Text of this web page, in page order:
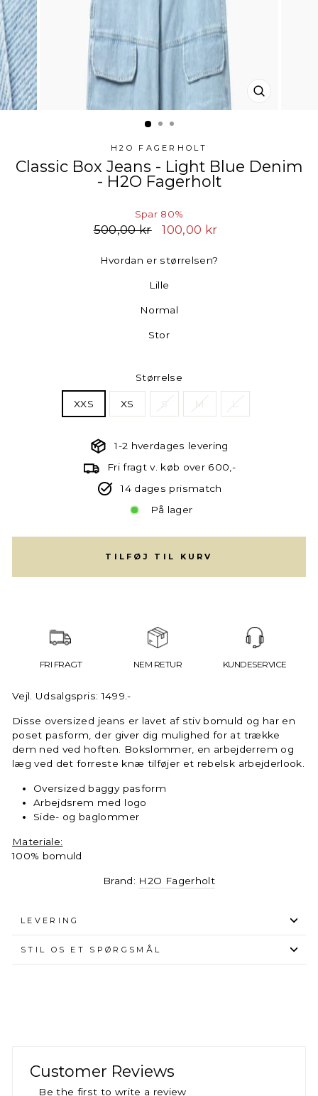
LUK
H2O FAGERHOLT
Classic Box Jeans - Light Blue Denim
- H2O Fagerholt
Spar 80%
Normalpris
500,00 kr Udsalgspris
100,00 kr
Hvordan er størrelsen?
Lille
Normal
Stor
Størrelse
XXS XS S M L
1-2 hverdages levering
Fri fragt v. køb over 600,-
14 dages prismatch
På lager
TILFØJ TIL KURV
FRI FRAGT NEM RETUR KUNDESERVICE
Vejl. Udsalgspris: 1499.-
Disse oversized jeans er lavet af stiv bomuld og har en
poset pasform, der giver dig mulighed for at trække
dem ned ved hoften. Bokslommer, en arbejderrem og
læg ved det forreste knæ tilføjer et rebelsk arbejderlook.
Oversized baggy pasform
Arbejdsrem med logo
Side- og baglommer
Materiale:
100% bomuld
Brand: H2O Fagerholt
LEVERING
STIL OS ET SPØRGSMÅL
Customer Reviews
Be the first to write a review
VELKOMMEN TIL QNTS
Få 10% på din næste ordre
Navn